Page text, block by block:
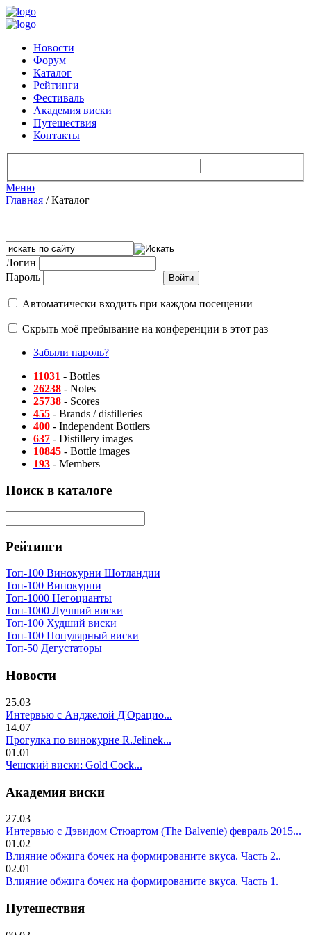
Новости
Форум
Каталог
Рейтинги
Фестиваль
Академия виски
Путешествия
Контакты
Меню
Главная /Каталог
Логин
Пароль
Автоматически входить при каждом посещении
Скрыть моё пребывание на конференции в этот раз
Забыли пароль?
11031 - Bottles
26238 - Notes
25738 - Scores
455 - Brands / distilleries
400 - Independent Bottlers
637 - Distillery images
10845 - Bottle images
193 - Members
Поиск в каталоге
Рейтинги
Топ-100 Винокурни Шотландии
Топ-100 Винокурни
Топ-1000 Негоцианты
Топ-1000 Лучший виски
Топ-100 Худший виски
Топ-100 Популярный виски
Топ-50 Дегустаторы
Новости
25.03
Интервью с Анджелой Д'Орацио...
14.07
Прогулка по винокурне R.Jelinek...
01.01
Чешский виски: Gold Cock...
Академия виски
27.03
Интервью с Дэвидом Стюартом (The Balvenie) февраль 2015...
01.02
Влияние обжига бочек на формированите вкуса. Часть 2..
02.01
Влияние обжига бочек на формированите вкуса. Часть 1.
Путешествия